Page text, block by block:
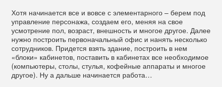
Хотя начинается все и вовсе с элементарного – берем под
управление персонажа, создаем его, меняя на свое
усмотрение пол, возраст, внешность и многое другое. Далее
нужно построить первоначальный офис и нанять несколько
сотрудников. Придется взять здание, построить в нем
«блоки» кабинетов, поставить в кабинетах все необходимое
(компьютеры, столы, стулья, кофейные аппараты и многое
другое). Ну а дальше начинается работа…